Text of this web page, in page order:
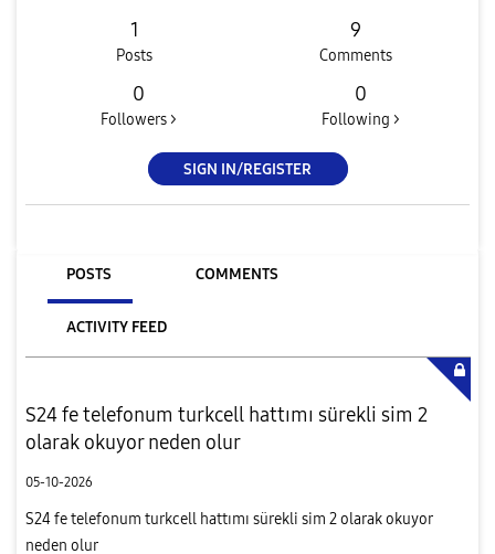
1
Posts
9
Comments
0
Followers >
0
Following >
SIGN IN/REGISTER
POSTS COMMENTS
ACTIVITY FEED
S24 fe telefonum turkcell hattımı sürekli sim 2
olarak okuyor neden olur
05-10-2026
S24 fe telefonum turkcell hattımı sürekli sim 2 olarak okuyor
neden olur